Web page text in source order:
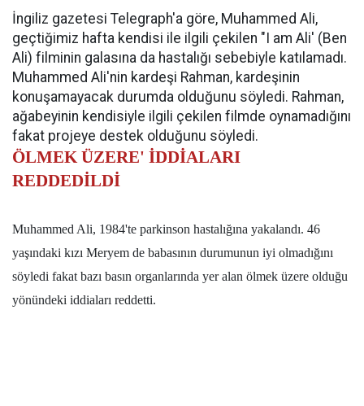
İngiliz gazetesi Telegraph'a göre, Muhammed Ali,
geçtiğimiz hafta kendisi ile ilgili çekilen "I am Ali' (Ben
Ali) filminin galasına da hastalığı sebebiyle katılamadı.
Muhammed Ali'nin kardeşi Rahman, kardeşinin
konuşamayacak durumda olduğunu söyledi. Rahman,
ağabeyinin kendisiyle ilgili çekilen filmde oynamadığını
fakat projeye destek olduğunu söyledi.
ÖLMEK ÜZERE' İDDİALARI
REDDEDİLDİ
Muhammed Ali, 1984'te parkinson hastalığına yakalandı. 46
yaşındaki kızı Meryem de babasının durumunun iyi olmadığını
söyledi fakat bazı basın organlarında yer alan ölmek üzere olduğu
yönündeki iddiaları reddetti.